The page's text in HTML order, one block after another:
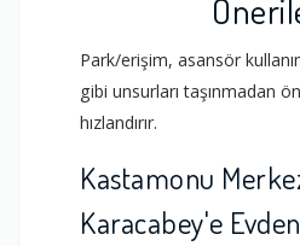
Park/erişim, asansör
gibi unsurları taşınmadan
hızlandırır.
Kastamonu
Karacabey'e